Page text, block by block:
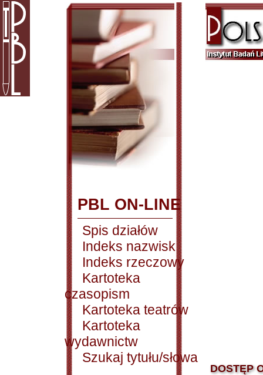
PBL ON-LINE
Spis działów
Indeks nazwisk
Indeks rzeczowy
Kartoteka
czasopism
Kartoteka teatrów
Kartoteka
wydawnictw
Szukaj tytułu/słowa
DOSTĘP